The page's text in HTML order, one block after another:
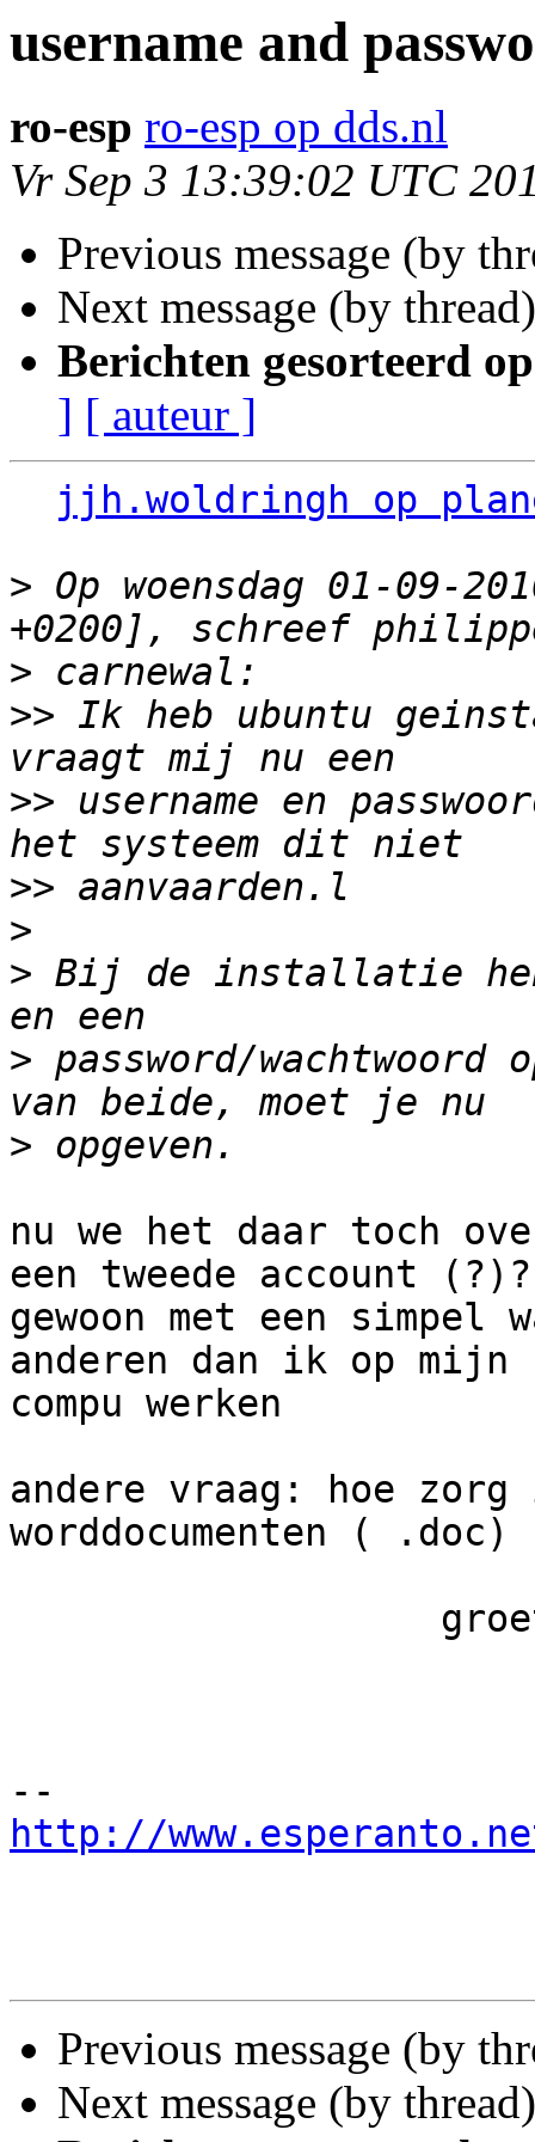
username and
ro-esp ro-esp op dds.nl
Vr Sep 3 13:39:02 UTC
Previous message (by
Next message (by
Berichten gesorteerd
] [ auteur ]
jjh.woldringh op
> Op woensdag 01-09-
>
>> Ik heb ubuntu
>> username en
>>
>
> Bij de installatie heb
> password/
>
nu we het daar toch
een tweede account (?)?
gewoon met een simpel
anderen dan ik op mijn
compu werken
andere vraag: hoe
worddocumenten ( .doc)
http://
Previous message (by
Next message (by